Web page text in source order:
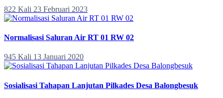
822 Kali 23 Februari 2023
Normalisasi Saluran Air RT 01 RW 02
945 Kali 13 Januari 2020
Sosialisasi Tahapan Lanjutan Pilkades Desa Balongbesuk